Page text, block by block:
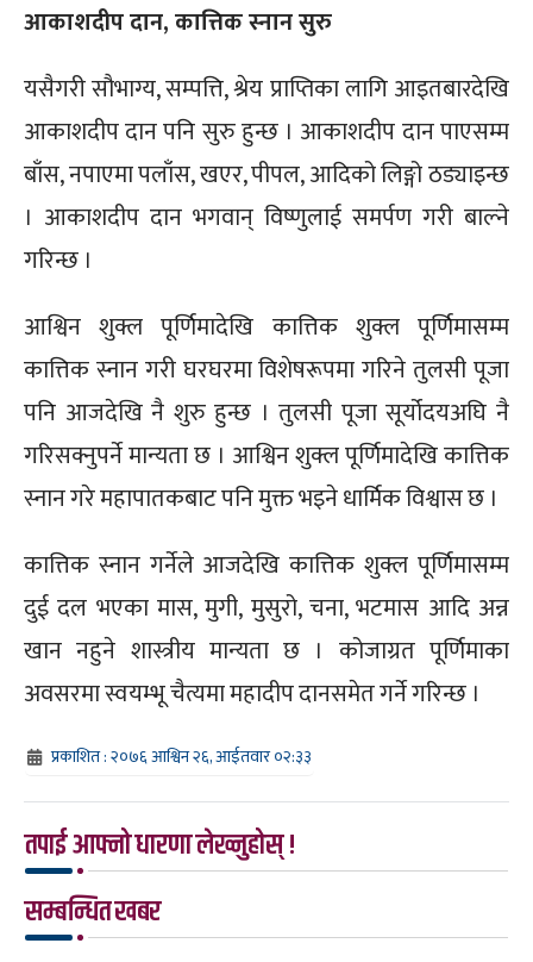
आकाशदीप दान, कात्तिक स्नान सुरु
यसैगरी सौभाग्य, सम्पत्ति, श्रेय प्राप्तिका लागि आइतबारदेखि
आकाशदीप दान पनि सुरु हुन्छ । आकाशदीप दान पाएसम्म
बाँस, नपाएमा पलाँस, खएर, पीपल, आदिको लिङ्गो ठड्याइन्छ
। आकाशदीप दान भगवान् विष्णुलाई समर्पण गरी बाल्ने
गरिन्छ ।
आश्विन शुक्ल पूर्णिमादेखि कात्तिक शुक्ल पूर्णिमासम्म
कात्तिक स्नान गरी घरघरमा विशेषरूपमा गरिने तुलसी पूजा
पनि आजदेखि नै शुरु हुन्छ । तुलसी पूजा सूर्योदयअघि नै
गरिसक्नुपर्ने मान्यता छ । आश्विन शुक्ल पूर्णिमादेखि कात्तिक
स्नान गरे महापातकबाट पनि मुक्त भइने धार्मिक विश्वास छ ।
कात्तिक स्नान गर्नेले आजदेखि कात्तिक शुक्ल पूर्णिमासम्म
दुई दल भएका मास, मुगी, मुसुरो, चना, भटमास आदि अन्न
खान नहुने शास्त्रीय मान्यता छ । कोजाग्रत पूर्णिमाका
अवसरमा स्वयम्भू चैत्यमा महादीप दानसमेत गर्ने गरिन्छ ।
प्रकाशित : २०७६ आश्विन २६, आईतवार ०२:३३
तपाई आफ्नो धारणा लेख्नुहोस् !
सम्बन्धित खबर